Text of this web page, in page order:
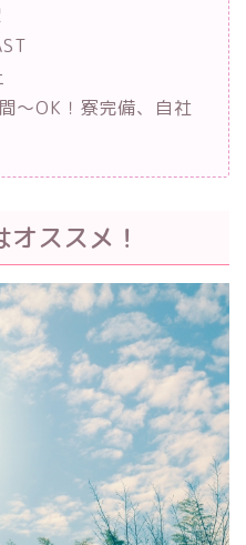
～OK！寮完備、自社
ススメ！